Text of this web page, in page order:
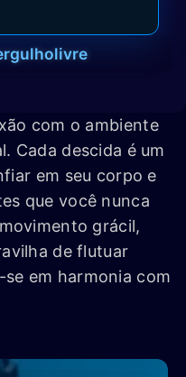
com o ambiente
Cada descida é um
em seu corpo e
que você nunca
grácil,
de flutuar
em harmonia com